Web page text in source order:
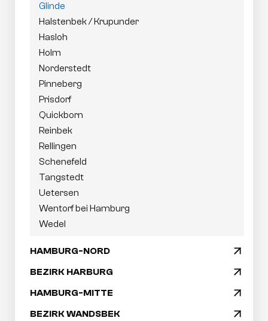
Glinde
Halstenbek / Krupunder
Hasloh
Holm
Norderstedt
Pinneberg
Prisdorf
Quickborn
Reinbek
Rellingen
Schenefeld
Tangstedt
Uetersen
Wentorf bei Hamburg
Wedel
HAMBURG-NORD arrow_drop_down
BEZIRK HARBURG arrow_drop_down
HAMBURG-MITTE arrow_drop_down
BEZIRK WANDSBEK arrow_drop_down